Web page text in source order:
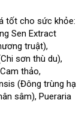
tốt cho sức khỏe:
Sen Extract
truật)nhập
hàng
,
sơn thù du)nhận
,
thảothanh
lý
,
(Đông trùng hạ
sâm)giá
, Pueraria